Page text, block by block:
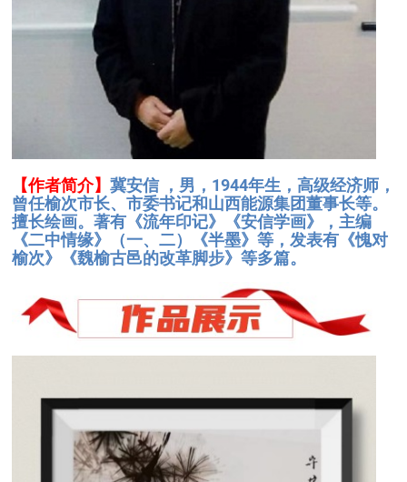
【作者简介】 冀安信 ，男，1944年生，高级经济师，
曾任榆次市长、市委书记和山西能源集团董事长等。
擅长绘画。著有《流年印记》《安信学画》，主编
《二中情缘》（一、二）《半墨》等，发表有《愧对
榆次》《魏榆古邑的改革脚步》等多篇。